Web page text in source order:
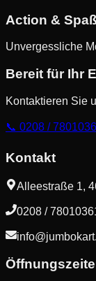
Action & Spaß
Unvergessliche
Bereit für Ihr
Kontaktieren Sie
📞 0208 /
Kontakt
Alleestraße 1,
0208 /